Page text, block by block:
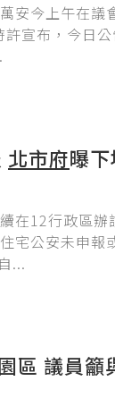
安今上午在議
宣布，今日
北市府曝
在12行政區辦
宅公安未申報
...
區 議員籲